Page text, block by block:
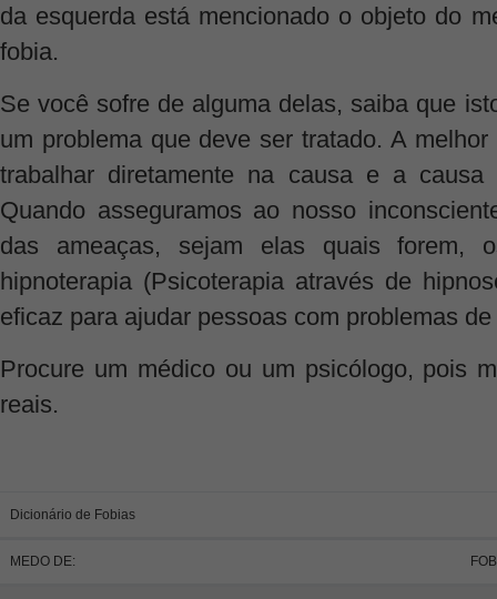
da esquerda está mencionado o objeto do
fobia.
Se você sofre de alguma delas, saiba que
um problema que deve ser tratado. A
trabalhar diretamente na causa e a causa
Quando asseguramos ao nosso
das ameaças, sejam elas quais forem,
hipnoterapia (Psicoterapia através de
eficaz para ajudar pessoas com problemas
Procure um médico ou um psicólogo, pois
reais.
Dicionário de Fobias
MEDO DE: